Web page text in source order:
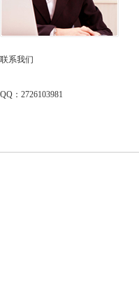
联系我们
QQ：2726103981